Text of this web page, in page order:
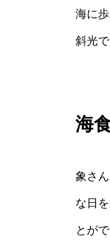
海に
斜光
海
象さ
な日
とが